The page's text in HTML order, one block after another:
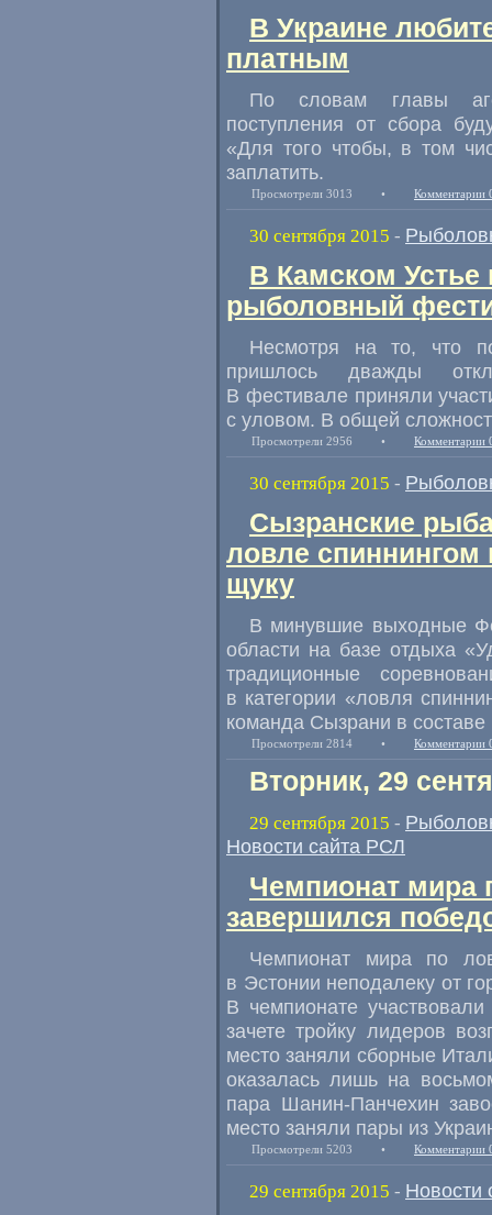
В Украине
платным
По словам главы
поступления от сбора
«Для того чтобы, в том
заплатить.
Просмотрели 3013 • Комментарии
30 сентября 2015 -
В Камском
рыболовный
Несмотря на то,
что
пришлось дважды
В фестивале приняли
с уловом. В общей
Просмотрели 2956 • Комментарии
30 сентября 2015 -
Сызранские
ловле
щуку
В минувшие выходные
области на базе отдыха «
традиционные
в категории «ловля
команда Сызрани в
Просмотрели 2814 • Комментарии
Вторник, 29
29 сентября 2015 -
Новости сайта РСЛ
Чемпионат мира
завершился
Чемпионат мира по
в Эстонии неподалеку от
В чемпионате
зачете тройку лидеров
место заняли сборные
оказалась лишь на
пара Шанин-Панчехин
место заняли пары из
Просмотрели 5203 • Комментарии
29 сентября 2015 - Новости